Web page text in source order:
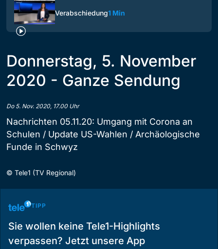
Verabschiedung1 Min
Donnerstag, 5. November
2020 - Ganze Sendung
Do 5. Nov. 2020, 17.00 Uhr
Nachrichten 05.11.20: Umgang mit Corona an
Schulen / Update US-Wahlen / Archäologische
Funde in Schwyz
© Tele1 (TV Regional)
TIPP
Sie wollen keine Tele1-Highlights
verpassen? Jetzt unsere App